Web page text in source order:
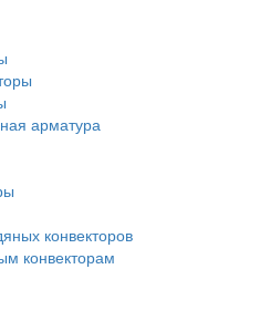
арматура
конвекторов
конвекторам